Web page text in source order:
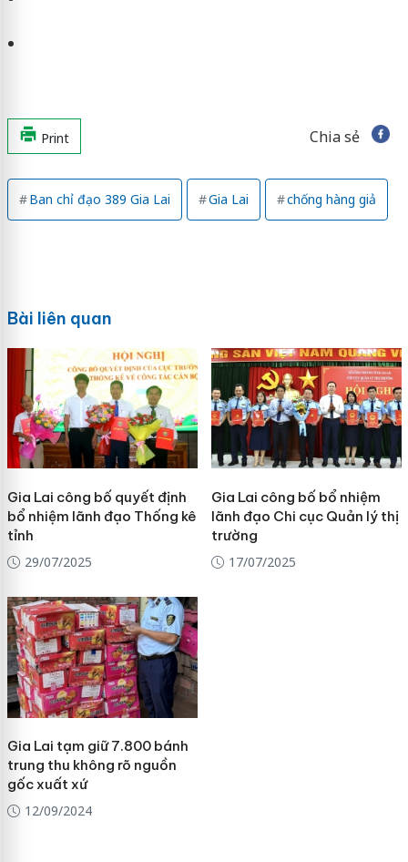
Print Chia sẻ
Ban chỉ đạo 389 Gia Lai Gia Lai chống hàng giả
Bài liên quan
Gia Lai công bố quyết định
bổ nhiệm lãnh đạo Thống kê
tỉnh
29/07/2025
Gia Lai công bố bổ nhiệm
lãnh đạo Chi cục Quản lý thị
trường
17/07/2025
Gia Lai tạm giữ 7.800 bánh
trung thu không rõ nguồn
gốc xuất xứ
12/09/2024